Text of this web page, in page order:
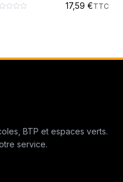
17,59 €TTC
BTP et espaces verts.
service.